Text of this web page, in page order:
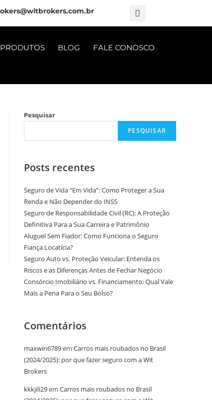
PRODUTOS BLOG FALE CONOSCO
Pesquisar
PESQUISAR
Posts recentes
Seguro de Vida “Em Vida”: Como Proteger a Sua
Renda e Não Depender do INSS
Seguro de Responsabilidade Civil (RC): A Proteção
Definitiva Para a Sua Carreira e Patrimônio
Aluguel Sem Fiador: Como Funciona o Seguro
Fiança Locatícia?
Seguro Auto vs. Proteção Veicular: Entenda os
Riscos e as Diferenças Antes de Fechar Negócio
Consórcio Imobiliário vs. Financiamento: Qual Vale
Mais a Pena Para o Seu Bolso?
Comentários
maxwin6789em Carros mais roubados no Brasil
(2024/2025): por que fazer seguro com a Wit
Brokers
kkkjili29em Carros mais roubados no Brasil